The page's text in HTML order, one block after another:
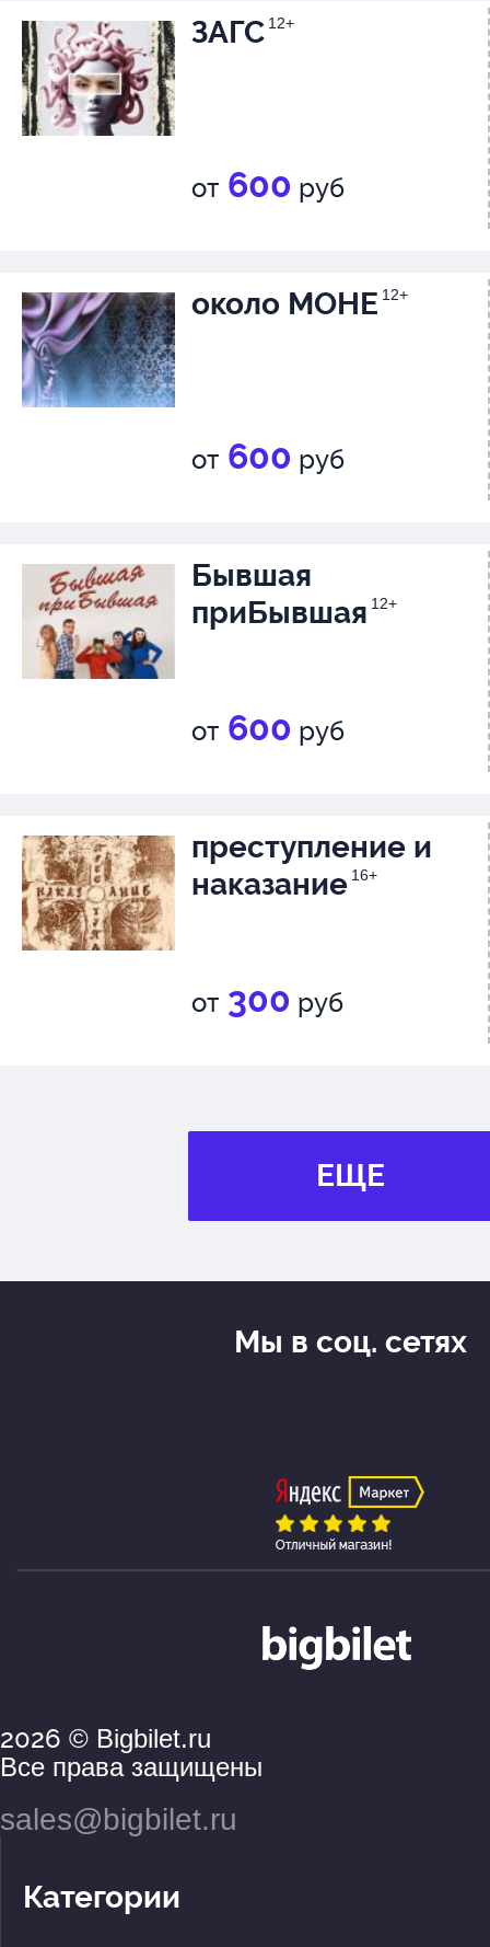
ЗАГС 12+
от 600 руб
около МОНЕ 12+
от 600 руб
Бывшая
приБывшая 12+
от 600 руб
преступление и
наказание 16+
от 300 руб
ЕЩЕ
2026 © Bigbilet.ru
Все права защищены
sales@bigbilet.ru
Категории
Мы в соц. сетях